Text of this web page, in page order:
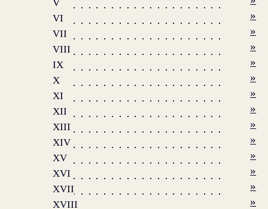
V
VI »
VII »
VIII »
IX »
X »
XI »
XII »
XIII »
XIV »
XV »
XVI »
XVII »
XVIII »